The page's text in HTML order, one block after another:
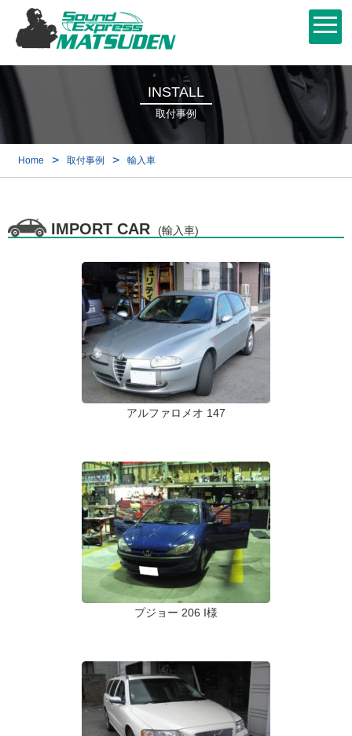
INSTALL
取付事例
Home > 取付事例 > 輸入車
IMPORT CAR (輸入車)
アルファロメオ 147
プジョー 206 I様